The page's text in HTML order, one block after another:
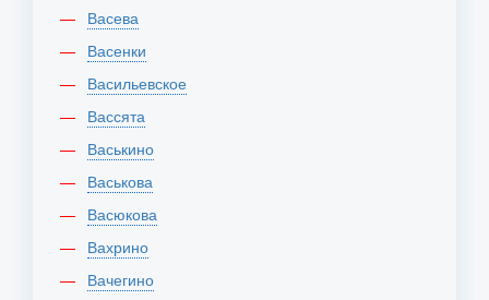
Васева
Васенки
Васильевское
Вассята
Васькино
Васькова
Васюкова
Вахрино
Вачегино